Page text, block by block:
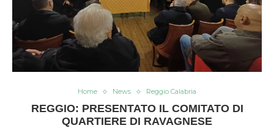
Home News Reggio Calabria
REGGIO: PRESENTATO IL COMITATO DI
QUARTIERE DI RAVAGNESE